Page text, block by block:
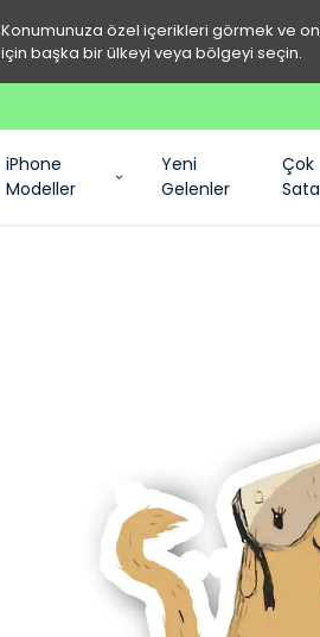
Konumunuza özel içerikleri görmek ve
için başka bir ülkeyi veya bölgeyi seçin.
iPhone
Modeller
Yeni
Gelenler
Çok